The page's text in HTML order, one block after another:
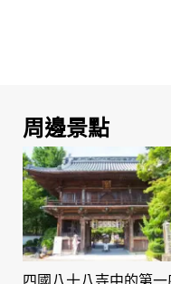
周邊景點
四國八十八寺中的第